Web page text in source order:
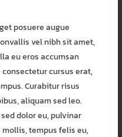
posuere augue
vel nibh sit amet,
eu eros accumsan
cursus erat,
Curabitur risus
aliquam sed leo.
dolor eu, pulvinar
tempus felis eu,